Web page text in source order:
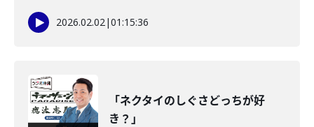
2026.02.02|01:15:36
「ネクタイのしぐさどっちが好
き？」